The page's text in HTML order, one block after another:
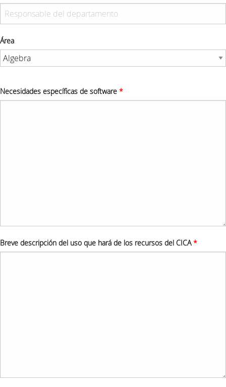
Área
Necesidades específicas de software *
Breve descripción del uso que hará de los recursos del CICA*